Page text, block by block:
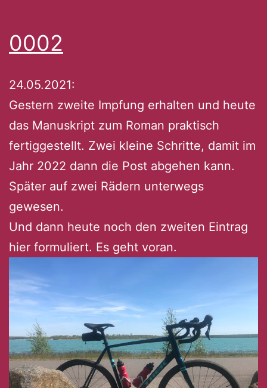
0002
24.05.2021:
Gestern zweite Impfung erhalten und heute
das Manuskript zum Roman praktisch
fertiggestellt. Zwei kleine Schritte, damit im
Jahr 2022 dann die Post abgehen kann.
Später auf zwei Rädern unterwegs
gewesen.
Und dann heute noch den zweiten Eintrag
hier formuliert. Es geht voran.